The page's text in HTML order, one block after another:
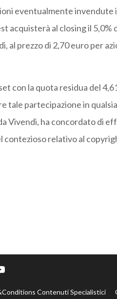
eventualmente invendute
acquisterà al closing il 5,0%
prezzo di 2,70 euro per
con la quota residua del
tale partecipazione in
Vivendi, ha concordato di
contezioso relativo al
Contenuti Specialistici